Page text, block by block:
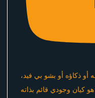
ذكاؤه أو بشو بي فيد،
هو كيان وجودي قائم بذاته